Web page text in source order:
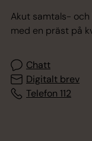
Akut samtals-
med en präst på
Chatt
Digitalt brev
Telefon 112